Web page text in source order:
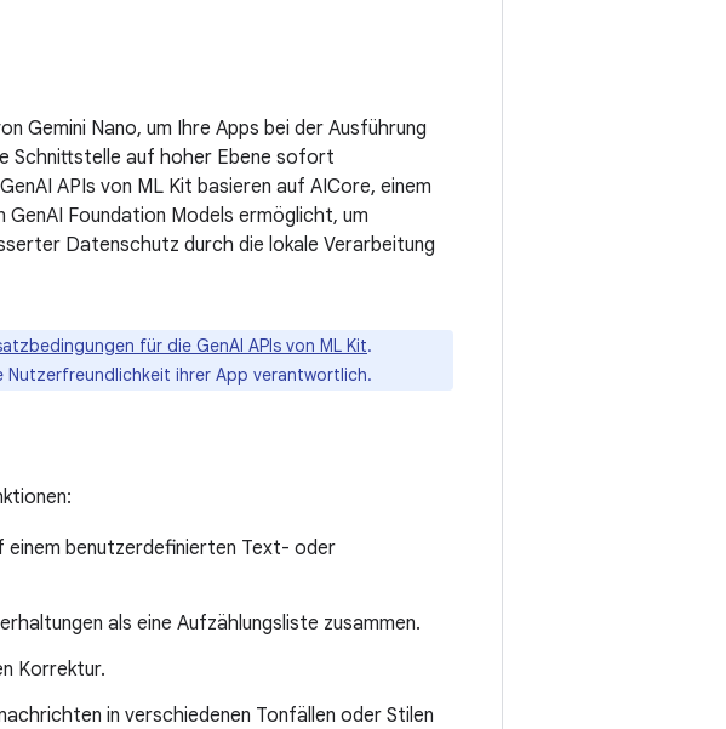
Gemini Nano, um Ihre Apps bei der Ausführung
Schnittstelle auf hoher Ebene sofort
APIs von ML Kit basieren auf AICore, einem
Foundation Models ermöglicht, um
Datenschutz durch die lokale Verarbeitung
für die GenAI APIs von ML Kit.
Nutzerfreundlichkeit ihrer App verantwortlich.
einem benutzerdefinierten Text- oder
als eine Aufzählungsliste zusammen.
Korrektur.
in verschiedenen Tonfällen oder Stilen